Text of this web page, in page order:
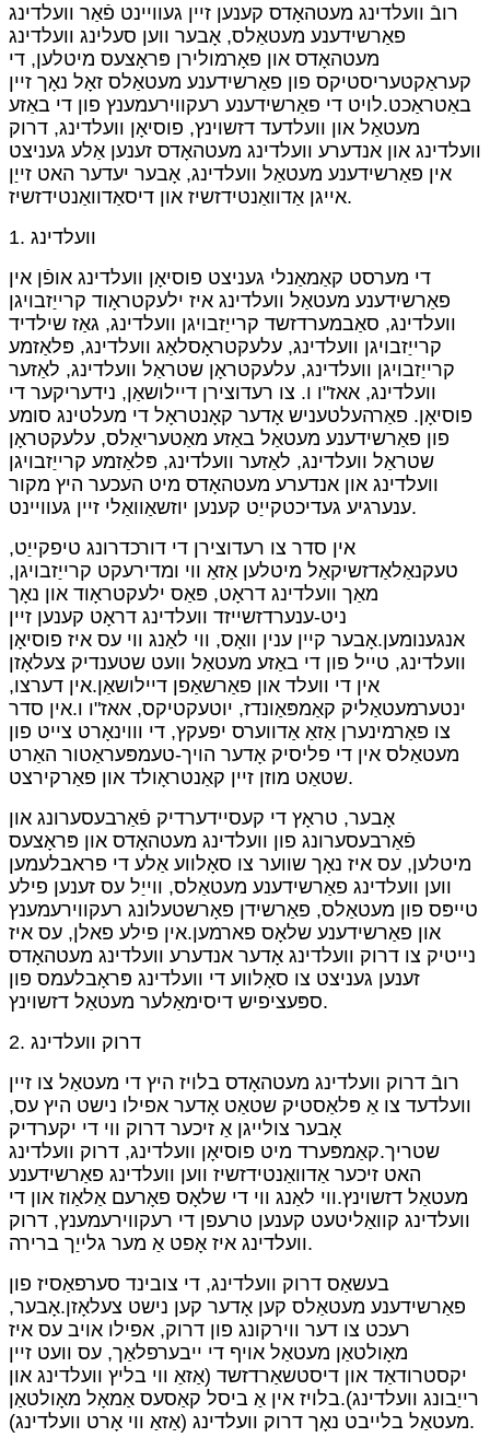
רובֿ וועלדינג מעטהאָדס קענען זיין געוויינט פֿאַר וועלדינג
פאַרשידענע מעטאַלס, אָבער ווען סעלינג וועלדינג
מעטהאָדס און פאָרמולירן פּראָצעס מיטלען, די
קעראַקטעריסטיקס פון פאַרשידענע מעטאַלס ​​זאָל נאָך זיין
באַטראַכט.לויט די פאַרשידענע רעקווירעמענץ פון די באַזע
מעטאַל און וועלדעד דזשוינץ, פוסיאָן וועלדינג, דרוק
וועלדינג און אנדערע וועלדינג מעטהאָדס זענען אַלע געניצט
אין פאַרשידענע מעטאַל וועלדינג, אָבער יעדער האט זייַן
אייגן אַדוואַנטידזשיז און דיסאַדוואַנטידזשיז.
1. וועלדינג
די מערסט קאַמאַנלי געניצט פוסיאָן וועלדינג אופֿן אין
פאַרשידענע מעטאַל וועלדינג איז ילעקטראָוד קרייַזבויגן
וועלדינג, סאַבמערדזשד קרייַזבויגן וועלדינג, גאַז שילדיד
קרייַזבויגן וועלדינג, עלעקטראָסלאַג וועלדינג, פּלאַזמע
קרייַזבויגן וועלדינג, עלעקטראָן שטראַל וועלדינג, לאַזער
וועלדינג, אאז"ו ו. צו רעדוצירן דיילושאַן, נידעריקער די
פוסיאָן. פאַרהעלטעניש אָדער קאָנטראָל די מעלטינג סומע
פון ​​פאַרשידענע מעטאַל באַזע מאַטעריאַלס, עלעקטראָן
שטראַל וועלדינג, לאַזער וועלדינג, פּלאַזמע קרייַזבויגן
וועלדינג און אנדערע מעטהאָדס מיט העכער היץ מקור
ענערגיע געדיכטקייַט קענען יוזשאַוואַלי זיין געוויינט.
אין סדר צו רעדוצירן די דורכדרונג טיפקייַט,
טעקנאַלאַדזשיקאַל מיטלען אַזאַ ווי ומדירעקט קרייַזבויגן,
מאַך וועלדינג דראָט, פּאַס ילעקטראָוד און נאָך
ניט-ענערדזשייזד וועלדינג דראָט קענען זיין
אנגענומען.אָבער קיין ענין וואָס, ווי לאַנג ווי עס איז פוסיאָן
וועלדינג, טייל פון די באַזע מעטאַל וועט שטענדיק צעלאָזן
אין די וועלד און פאַרשאַפן דיילושאַן.אין דערצו,
ינטערמעטאַליק קאַמפּאַונדז, יוטעקטיקס, אאז"ו ו.אין סדר
צו פאַרמינערן אַזאַ אַדווערס יפעקץ, די וווינאָרט צייט פון
מעטאַלס ​​אין די פליסיק אָדער הויך-טעמפּעראַטור האַרט
שטאַט מוזן זיין קאַנטראָולד און פאַרקירצט.
אָבער, טראָץ די קעסיידערדיק פֿאַרבעסערונג און
פֿאַרבעסערונג פון וועלדינג מעטהאָדס און פּראָצעס
מיטלען, עס איז נאָך שווער צו סאָלווע אַלע די פראבלעמען
ווען וועלדינג פאַרשידענע מעטאַלס, ווייַל עס זענען פילע
טייפּס פון מעטאַלס, פאַרשידן פאָרשטעלונג רעקווירעמענץ
און פאַרשידענע שלאָס פארמען.אין פילע פאלן, עס איז
נייטיק צו דרוק וועלדינג אָדער אנדערע וועלדינג מעטהאָדס
זענען געניצט צו סאָלווע די וועלדינג פּראָבלעמס פון
ספּעציפיש דיסימאַלער מעטאַל דזשוינץ.
2. דרוק וועלדינג
רובֿ דרוק וועלדינג מעטהאָדס בלויז היץ די מעטאַל צו זיין
וועלדעד צו אַ פּלאַסטיק שטאַט אָדער אפילו נישט היץ עס,
אָבער צולייגן אַ זיכער דרוק ווי די יקערדיק
שטריך.קאַמפּערד מיט פוסיאָן וועלדינג, דרוק וועלדינג
האט זיכער אַדוואַנטידזשיז ווען וועלדינג פאַרשידענע
מעטאַל דזשוינץ.ווי לאַנג ווי די שלאָס פאָרעם אַלאַוז און די
וועלדינג קוואַליטעט קענען טרעפן די רעקווירעמענץ, דרוק
וועלדינג איז אָפט אַ מער גלייַך ברירה.
בעשאַס דרוק וועלדינג, די צובינד סערפאַסיז פון
פאַרשידענע מעטאַלס ​​קען אָדער קען נישט צעלאָזן.אָבער,
רעכט צו דער ווירקונג פון דרוק, אפילו אויב עס איז
מאָולטאַן מעטאַל אויף די ייבערפלאַך, עס וועט זיין
יקסטרודאַד און דיסטשאַרדזשד (אַזאַ ווי בליץ וועלדינג און
רייַבונג וועלדינג).בלויז אין אַ ביסל קאַסעס אַמאָל מאָולטאַן
מעטאַל בלייבט נאָך דרוק וועלדינג (אַזאַ ווי אָרט וועלדינג).